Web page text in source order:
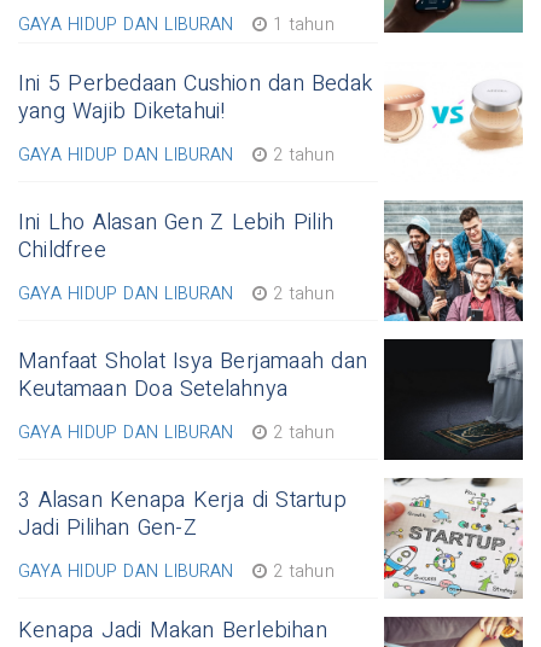
GAYA HIDUP DAN LIBURAN 1 tahun
Ini 5 Perbedaan Cushion dan Bedak
yang Wajib Diketahui!
GAYA HIDUP DAN LIBURAN 2 tahun
Ini Lho Alasan Gen Z Lebih Pilih
Childfree
GAYA HIDUP DAN LIBURAN 2 tahun
Manfaat Sholat Isya Berjamaah dan
Keutamaan Doa Setelahnya
GAYA HIDUP DAN LIBURAN 2 tahun
3 Alasan Kenapa Kerja di Startup
Jadi Pilihan Gen-Z
GAYA HIDUP DAN LIBURAN 2 tahun
Kenapa Jadi Makan Berlebihan